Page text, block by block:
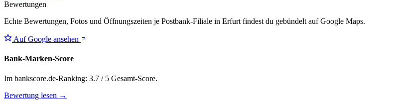
Bewertungen
Echte Bewertungen, Fotos und Öffnungszeiten je Postbank-Filiale in Erfurt findest du gebündelt auf Google Maps.
Auf Google ansehen
Bank-Marken-Score
Im bankscore.de-Ranking: 3.7 / 5 Gesamt-Score.
Bewertung lesen →